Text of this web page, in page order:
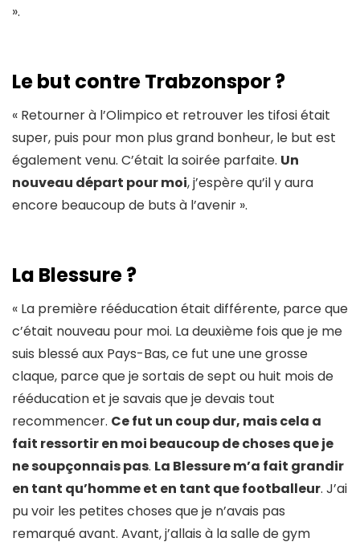
».
Le but contre Trabzonspor ?
« Retourner à l’Olimpico et retrouver les tifosi était
super, puis pour mon plus grand bonheur, le but est
également venu. C’était la soirée parfaite. Un
nouveau départ pour moi, j’espère qu’il y aura
encore beaucoup de buts à l’avenir ».
La Blessure ?
« La première rééducation était différente, parce que
c’était nouveau pour moi. La deuxième fois que je me
suis blessé aux Pays-Bas, ce fut une une grosse
claque, parce que je sortais de sept ou huit mois de
rééducation et je savais que je devais tout
recommencer. Ce fut un coup dur, mais cela a
fait ressortir en moi beaucoup de choses que je
ne soupçonnais pas. La Blessure m’a fait grandir
en tant qu’homme et en tant que footballeur. J’ai
pu voir les petites choses que je n’avais pas
remarqué avant. Avant, j’allais à la salle de gym